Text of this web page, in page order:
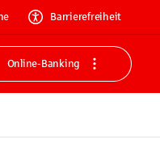
Barrierefreiheit
Online-Banking